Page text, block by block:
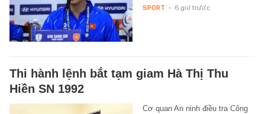
SPORT - 6 giờ trước
Thi hành lệnh bắt tạm giam Hà Thị Thu
Hiền SN 1992
Cơ quan An ninh điều tra Công